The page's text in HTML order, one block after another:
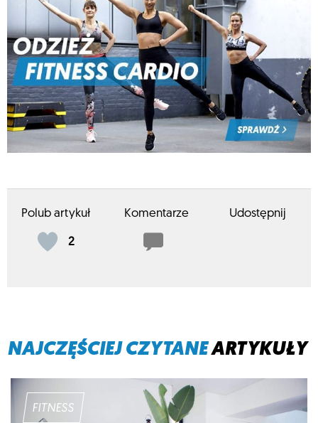
Polub artykuł
2
Komentarze Udostępnij
NAJCZĘŚCIEJ CZYTANEARTYKUŁY
FITNESS